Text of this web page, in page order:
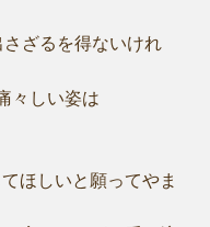
ざるを得ないけれ
々しい姿は
ほしいと願ってやま